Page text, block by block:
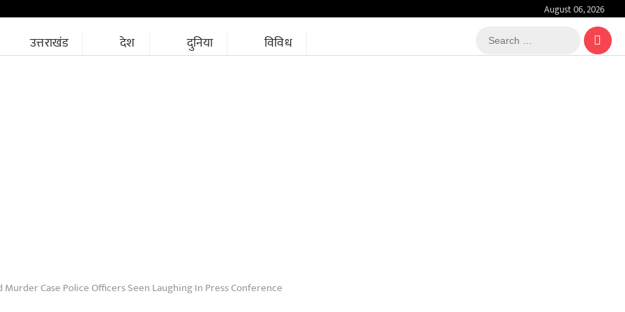
August 06, 2026
उत्तराखंड देश दुनिया विविध
Search
…
Case Police Officers Seen Laughing In Press Conference